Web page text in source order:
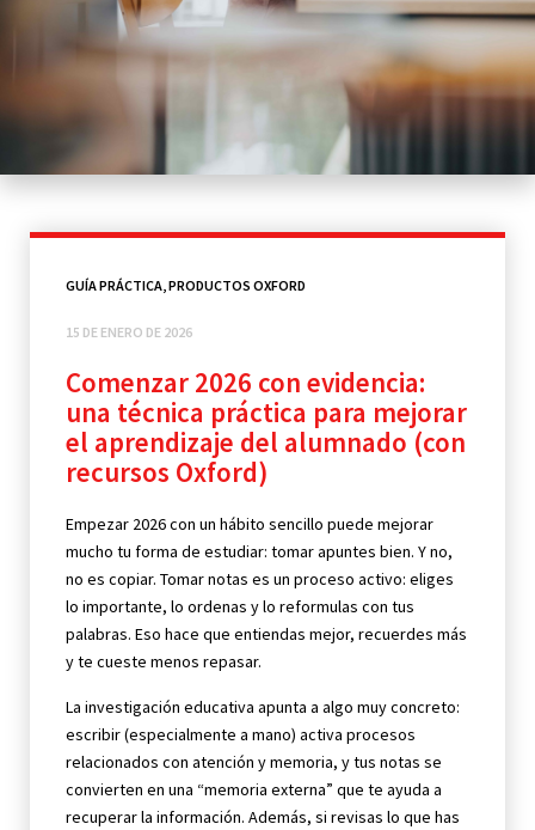
GUÍA PRÁCTICA,PRODUCTOS OXFORD
15 DE ENERO DE 2026
Comenzar 2026 con evidencia:
una técnica práctica para mejorar
el aprendizaje del alumnado (con
recursos Oxford)
Empezar 2026 con un hábito sencillo puede mejorar
mucho tu forma de estudiar: tomar apuntes bien. Y no,
no es copiar. Tomar notas es un proceso activo: eliges
lo importante, lo ordenas y lo reformulas con tus
palabras. Eso hace que entiendas mejor, recuerdes más
y te cueste menos repasar.
La investigación educativa apunta a algo muy concreto:
escribir (especialmente a mano) activa procesos
relacionados con atención y memoria, y tus notas se
convierten en una “memoria externa” que te ayuda a
recuperar la información. Además, si revisas lo que has